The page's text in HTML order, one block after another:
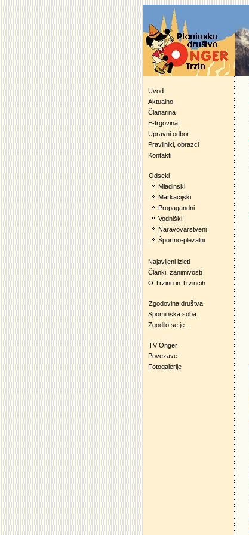
Uvod
Aktualno
Članarina
E-trgovina
Upravni odbor
Pravilniki, obrazci
Kontakti
Odseki
Mladinski
Markacijski
Propagandni
Vodniški
Naravovarstveni
Športno-plezalni
Najavljeni izleti
Članki, zanimivosti
O Trzinu in Trzincih
Zgodovina društva
Spominska soba
Zgodilo se je ...
TV Onger
Povezave
Fotogalerije